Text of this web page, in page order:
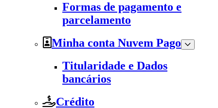
Formas de pagamento e
parcelamento
Minha conta Nuvem Pago
Titularidade e Dados
bancários
Crédito